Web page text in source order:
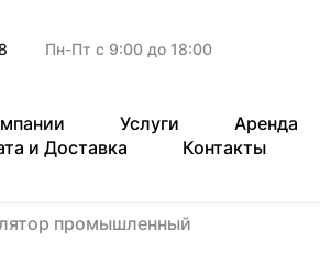
Пн-Пт с 9:00 до 18:00
Услуги
Аренда
и Доставка
Контакты
промышленный